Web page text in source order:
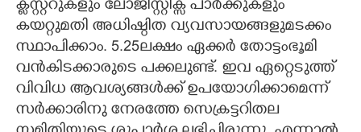
ക്ലസ്റ്ററുകളും ലോജിസ്റ്റിക്സ് പാർക്കുകളും
കയറ്റുമതി അധിഷ്ഠിത വ്യവസായങ്ങളുമടക്കം
സ്ഥാപിക്കാം. 5.25ലക്ഷം ഏക്കർ തോട്ടംഭൂമി
വൻകിടക്കാരുടെ പക്കലുണ്ട്. ഇവ ഏറ്റെടുത്ത്
വിവിധ ആവശ്യങ്ങൾക്ക് ഉപയോഗിക്കാമെന്ന്
സർക്കാരിനു നേരത്തേ സെക്രട്ടറിതല